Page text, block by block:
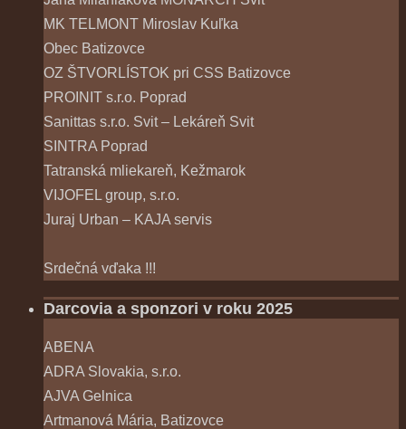
MK TELMONT Miroslav Kuľka
Obec Batizovce
OZ ŠTVORLÍSTOK pri CSS Batizovce
PROINIT s.r.o. Poprad
Sanittas s.r.o. Svit – Lekáreň Svit
SINTRA Poprad
Tatranská mliekareň, Kežmarok
VIJOFEL group, s.r.o.
Juraj Urban – KAJA servis
Srdečná vďaka !!!
Darcovia a sponzori v roku 2025
ABENA
ADRA Slovakia, s.r.o.
AJVA Gelnica
Artmanová Mária, Batizovce